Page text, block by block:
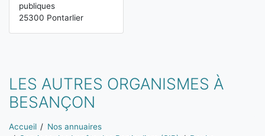
publiques
25300 Pontarlier
LES AUTRES ORGANISMES À
BESANÇON
Vous êtes ici:
Accueil
Nos annuaires